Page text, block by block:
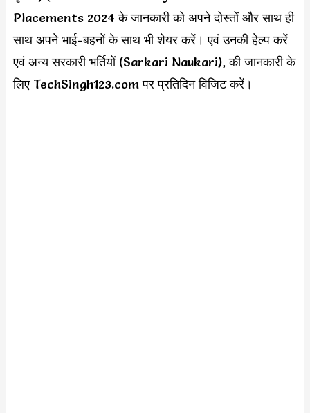
Placements 2024 के जानकारी को अपने दोस्तों और साथ ही
साथ अपने भाई-बहनों के साथ भी शेयर करें। एवं उनकी हेल्प करें
एवं अन्य सरकारी भर्तियों (Sarkari Naukari), की जानकारी के
लिए TechSingh123.com पर प्रतिदिन विजिट करें।